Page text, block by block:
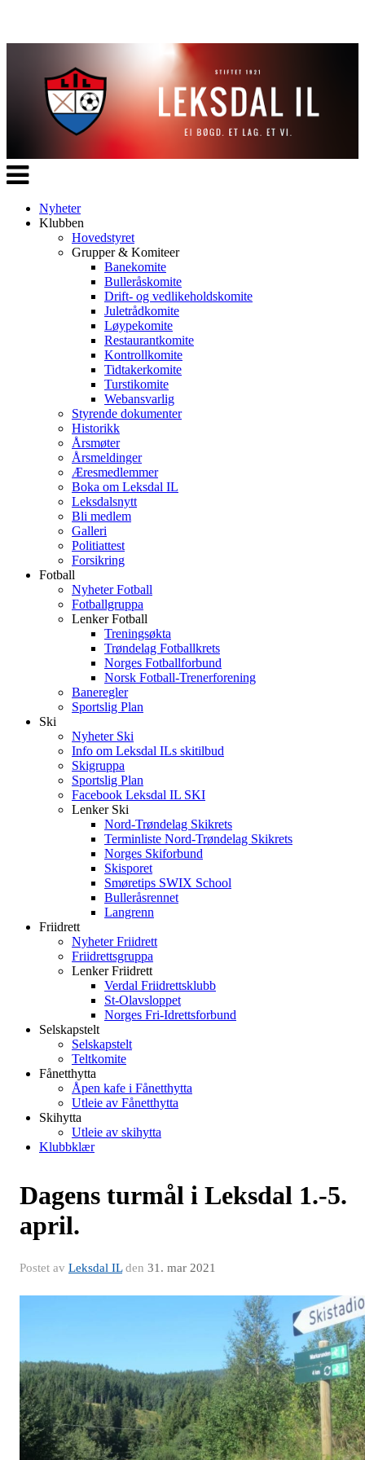
Veksle
navigasjon
Nyheter
Klubben
Hovedstyret
Grupper & Komiteer
Banekomite
Bulleråskomite
Drift- og vedlikeholdskomite
Juletrådkomite
Løypekomite
Restaurantkomite
Kontrollkomite
Tidtakerkomite
Turstikomite
Webansvarlig
Styrende dokumenter
Historikk
Årsmøter
Årsmeldinger
Æresmedlemmer
Boka om Leksdal IL
Leksdalsnytt
Bli medlem
Galleri
Politiattest
Forsikring
Fotball
Nyheter Fotball
Fotballgruppa
Lenker Fotball
Treningsøkta
Trøndelag Fotballkrets
Norges Fotballforbund
Norsk Fotball-Trenerforening
Baneregler
Sportslig Plan
Ski
Nyheter Ski
Info om Leksdal ILs skitilbud
Skigruppa
Sportslig Plan
Facebook Leksdal IL SKI
Lenker Ski
Nord-Trøndelag Skikrets
Terminliste Nord-Trøndelag Skikrets
Norges Skiforbund
Skisporet
Smøretips SWIX School
Bulleråsrennet
Langrenn
Friidrett
Nyheter Friidrett
Friidrettsgruppa
Lenker Friidrett
Verdal Friidrettsklubb
St-Olavsloppet
Norges Fri-Idrettsforbund
Selskapstelt
Selskapstelt
Teltkomite
Fånetthytta
Åpen kafe i Fånetthytta
Utleie av Fånetthytta
Skihytta
Utleie av skihytta
Klubbklær
Dagens turmål i Leksdal 1.-5.
april.
Postet av Leksdal ILden 31. mar 2021